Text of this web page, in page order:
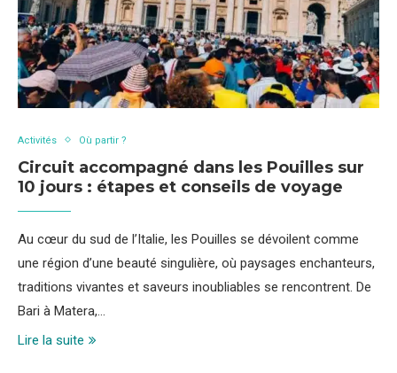
Activités Où partir ?
Circuit accompagné dans les Pouilles sur
10 jours : étapes et conseils de voyage
Au cœur du sud de l’Italie, les Pouilles se dévoilent comme
une région d’une beauté singulière, où paysages enchanteurs,
traditions vivantes et saveurs inoubliables se rencontrent. De
Bari à Matera,…
Lire la suite